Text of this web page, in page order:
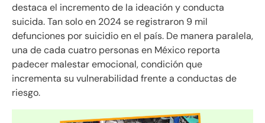
destaca el incremento de la ideación y conducta
suicida. Tan solo en 2024 se registraron 9 mil
defunciones por suicidio en el país. De manera paralela,
una de cada cuatro personas en México reporta
padecer malestar emocional, condición que
incrementa su vulnerabilidad frente a conductas de
riesgo.